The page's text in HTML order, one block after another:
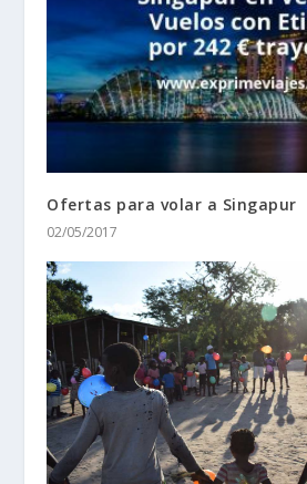
Ofertas para volar a Singapur
02/05/2017